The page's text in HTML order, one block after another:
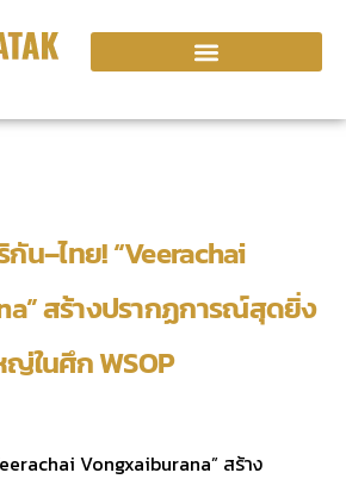
กัน–ไทย! “Veerachai
สร้างปรากฏการณ์สุดยิ่ง
ญ่ในศึก WSOP
Vongxaiburana” สร้าง